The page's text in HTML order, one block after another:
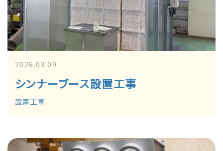
シンナーブース設置工事
2026.03.09
設置工事